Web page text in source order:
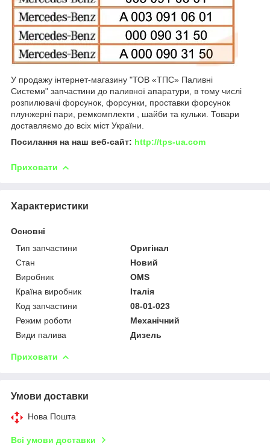
У продажу інтернет-магазину "ТОВ «ТПС» Паливні
Системи" запчастини до паливної апаратури, в тому числі
розпилювачі форсунок, форсунки, проставки форсунок
плунжерні пари, ремкомплекти , шайби та кульки. Товари
доставляємо до всіх міст України.
Посилання на наш веб-сайт: http://tps-ua.com
Приховати
Характеристики
Основні
Тип запчастини
Оригінал
Стан
Новий
Виробник
OMS
Країна виробник
Італія
Код запчастини
08-01-023
Режим роботи
Механічний
Види палива
Дизель
Приховати
Умови доставки
Нова Пошта
Всі умови доставки